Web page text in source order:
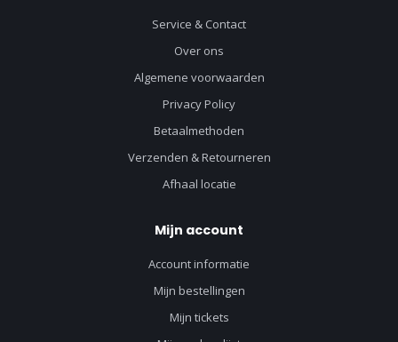
Service & Contact
Over ons
Algemene voorwaarden
Privacy Policy
Betaalmethoden
Verzenden & Retourneren
Afhaal locatie
Mijn account
Account informatie
Mijn bestellingen
Mijn tickets